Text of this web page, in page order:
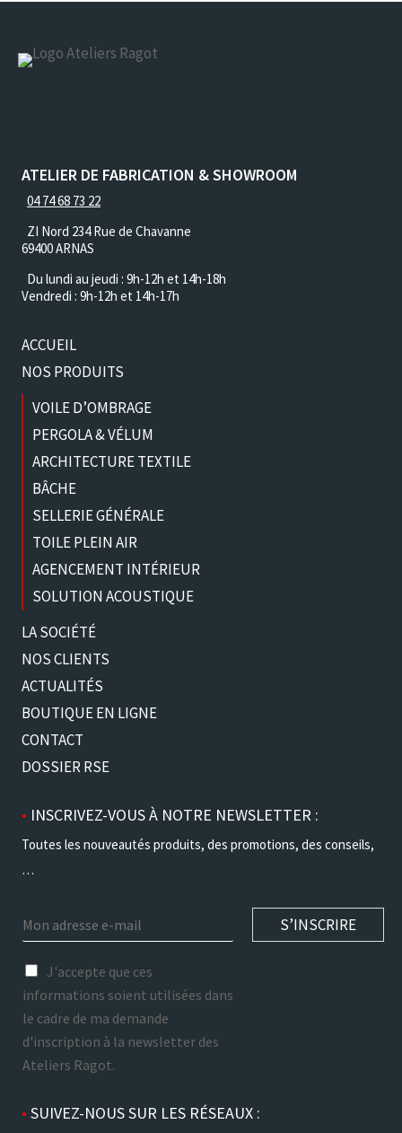
ATELIER DE FABRICATION & SHOWROOM
04 74 68 73 22
ZI Nord 234 Rue de Chavanne
69400 ARNAS
Du lundi au jeudi : 9h-12h et 14h-18h
Vendredi : 9h-12h et 14h-17h
ACCUEIL
NOS PRODUITS
VOILE D’OMBRAGE
PERGOLA & VÉLUM
ARCHITECTURE TEXTILE
BÂCHE
SELLERIE GÉNÉRALE
TOILE PLEIN AIR
AGENCEMENT INTÉRIEUR
SOLUTION ACOUSTIQUE
LA SOCIÉTÉ
NOS CLIENTS
ACTUALITÉS
BOUTIQUE EN LIGNE
CONTACT
DOSSIER RSE
• INSCRIVEZ-VOUS À NOTRE NEWSLETTER :
Toutes les nouveautés produits, des promotions, des conseils,
…
E
m
l
*
r
g
p
d
*
J'accepte que ces
informations soient utilisées dans
le cadre de ma demande
d'inscription à la newsletter des
Ateliers Ragot.
S’INSCRIRE
• SUIVEZ-NOUS SUR LES RÉSEAUX :